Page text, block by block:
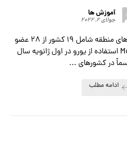
آموزش ها
جولای ۲, ۲۰۲۲
(€|euro) یکای پول کشورهای منطقه شامل ۱۹ کشور از ۲۸ عضو
اتحادیه اروپا است. Money استفاده از یورو در اول ژانویه سال
ادامه مطلب